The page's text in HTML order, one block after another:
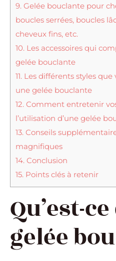
9. Gelée bouclante pour
boucles serrées, boucles
cheveux fins, etc.
10. Les accessoires qui
gelée bouclante
11. Les différents styles que
une gelée bouclante
12. Comment entretenir
l’utilisation d’une gelée
13. Conseils
magnifiques
14. Conclusion
15. Points clés à retenir
Qu’est-
gelée